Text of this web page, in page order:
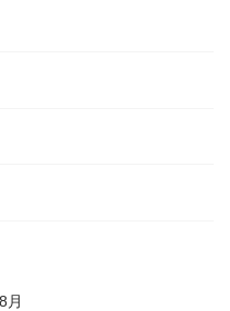
月